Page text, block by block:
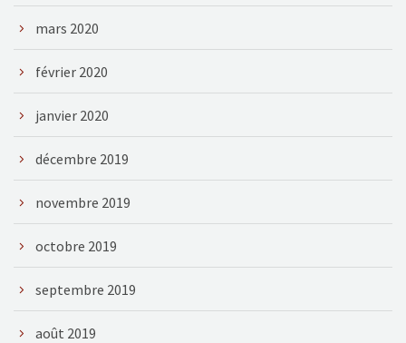
mars 2020
février 2020
janvier 2020
décembre 2019
novembre 2019
octobre 2019
septembre 2019
août 2019